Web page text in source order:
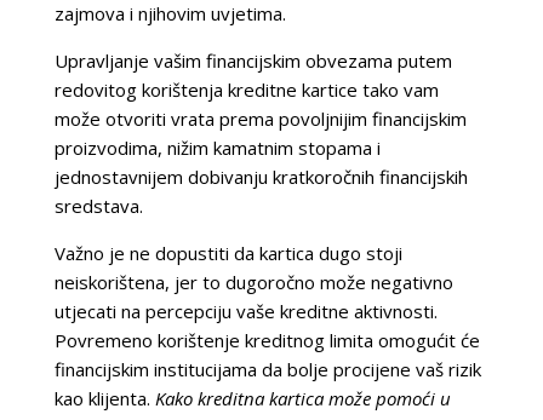
zajmova i njihovim uvjetima.
Upravljanje vašim financijskim obvezama putem
redovitog korištenja kreditne kartice tako vam
može otvoriti vrata prema povoljnijim financijskim
proizvodima, nižim kamatnim stopama i
jednostavnijem dobivanju kratkoročnih financijskih
sredstava.
Važno je ne dopustiti da kartica dugo stoji
neiskorištena, jer to dugoročno može negativno
utjecati na percepciju vaše kreditne aktivnosti.
Povremeno korištenje kreditnog limita omogućit će
financijskim institucijama da bolje procijene vaš rizik
kao klijenta. Kako kreditna kartica može pomoći u